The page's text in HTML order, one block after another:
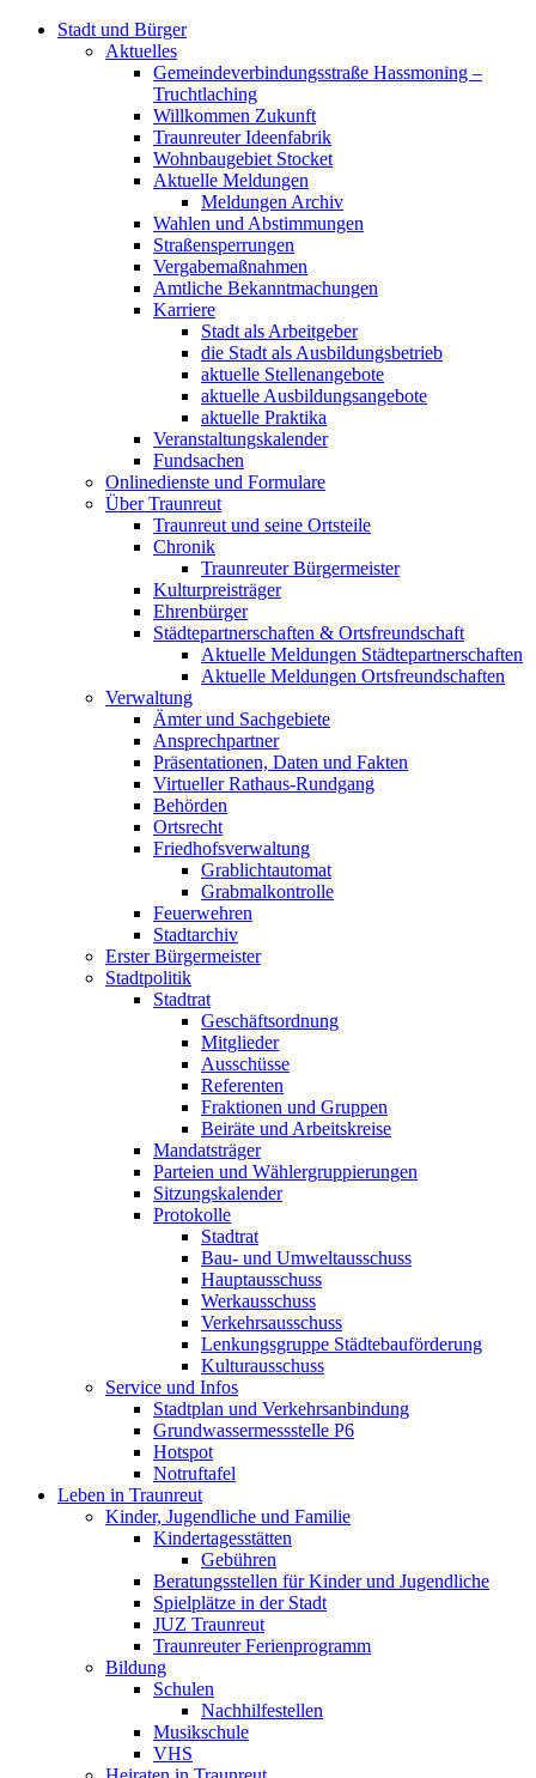
Stadt und Bürger
Aktuelles
Gemeindeverbindungsstraße Hassmoning –
Truchtlaching
Willkommen Zukunft
Traunreuter Ideenfabrik
Wohnbaugebiet Stocket
Aktuelle Meldungen
Meldungen Archiv
Wahlen und Abstimmungen
Straßensperrungen
Vergabemaßnahmen
Amtliche Bekanntmachungen
Karriere
Stadt als Arbeitgeber
die Stadt als Ausbildungsbetrieb
aktuelle Stellenangebote
aktuelle Ausbildungsangebote
aktuelle Praktika
Veranstaltungskalender
Fundsachen
Onlinedienste und Formulare
Über Traunreut
Traunreut und seine Ortsteile
Chronik
Traunreuter Bürgermeister
Kulturpreisträger
Ehrenbürger
Städtepartnerschaften & Ortsfreundschaft
Aktuelle Meldungen Städtepartnerschaften
Aktuelle Meldungen Ortsfreundschaften
Verwaltung
Ämter und Sachgebiete
Ansprechpartner
Präsentationen, Daten und Fakten
Virtueller Rathaus-Rundgang
Behörden
Ortsrecht
Friedhofsverwaltung
Grablichtautomat
Grabmalkontrolle
Feuerwehren
Stadtarchiv
Erster Bürgermeister
Stadtpolitik
Stadtrat
Geschäftsordnung
Mitglieder
Ausschüsse
Referenten
Fraktionen und Gruppen
Beiräte und Arbeitskreise
Mandatsträger
Parteien und Wählergruppierungen
Sitzungskalender
Protokolle
Stadtrat
Bau- und Umweltausschuss
Hauptausschuss
Werkausschuss
Verkehrsausschuss
Lenkungsgruppe Städtebauförderung
Kulturausschuss
Service und Infos
Stadtplan und Verkehrsanbindung
Grundwassermessstelle P6
Hotspot
Notruftafel
Leben in Traunreut
Kinder, Jugendliche und Familie
Kindertagesstätten
Gebühren
Beratungsstellen für Kinder und Jugendliche
Spielplätze in der Stadt
JUZ Traunreut
Traunreuter Ferienprogramm
Bildung
Schulen
Nachhilfestellen
Musikschule
VHS